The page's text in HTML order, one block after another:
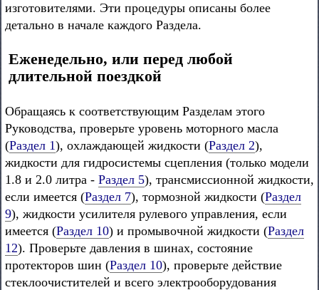
изготовителями. Эти процедуры описаны более
детально в начале каждого Раздела.
Еженедельно, или перед любой
длительной поездкой
Обращаясь к соответствующим Разделам этого
Руководства, проверьте уровень моторного масла
(Раздел 1), охлаждающей жидкости (Раздел 2),
жидкости для гидросистемы сцепления (только модели
1.8 и 2.0 литра - Раздел 5), трансмиссионной жидкости,
если имеется (Раздел 7), тормозной жидкости (Раздел
9), жидкости усилителя рулевого управления, если
имеется (Раздел 10) и промывочной жидкости (Раздел
12). Проверьте давления в шинах, состояние
протекторов шин (Раздел 10), проверьте действие
стеклоочистителей и всего электрооборудования